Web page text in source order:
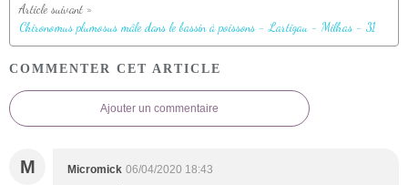
Chironomus plumosus mâle dans le bassin à poissons - Lartigau - Milhas - 31
COMMENTER CET ARTICLE
Ajouter un commentaire
M Micromick 06/04/2020 18:43